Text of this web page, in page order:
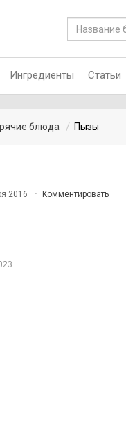
Ингредиенты Статьи
блюда Пызы
2016 Комментировать